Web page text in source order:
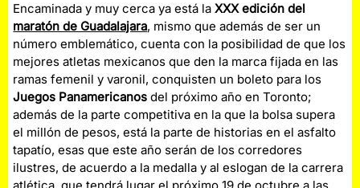
Encaminada y muy cerca ya está la XXX edición del
maratón de Guadalajara, mismo que además de ser un
número emblemático, cuenta con la posibilidad de que los
mejores atletas mexicanos que den la marca fijada en las
ramas femenil y varonil, conquisten un boleto para los
Juegos Panamericanos del próximo año en Toronto;
además de la parte competitiva en la que la bolsa supera
el millón de pesos, está la parte de historias en el asfalto
tapatío, esas que este año serán de los corredores
ilustres, de acuerdo a la medalla y al eslogan de la carrera